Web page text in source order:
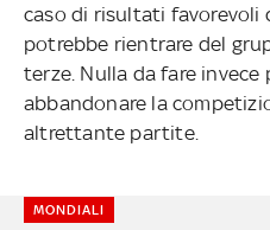
caso di risultati favorevoli
potrebbe rientrare del
terze. Nulla da fare
abbandonare la
altrettante partite.
MONDIALI